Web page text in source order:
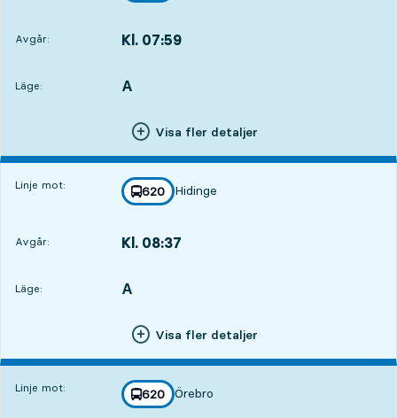
Avgår: Kl. 07:59
Läge:
LÄGE, A
,
Visa fler detaljer
Linje mot: linje
620
mot
Hidinge
,
Avgår: Kl. 08:37
Läge:
LÄGE, A
,
Visa fler detaljer
Linje mot: linje
620
mot
Örebro
,